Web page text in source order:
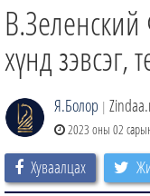
ӨГЛӨӨНИЙ СОНИН
ЗИНДАА СЭТГҮҮЛ
хүнд зэвсэг,
Я.Болор |
2023 оны 02
Хуваалцах